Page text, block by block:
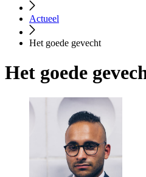
Actueel
Het goede gevecht
Het goede